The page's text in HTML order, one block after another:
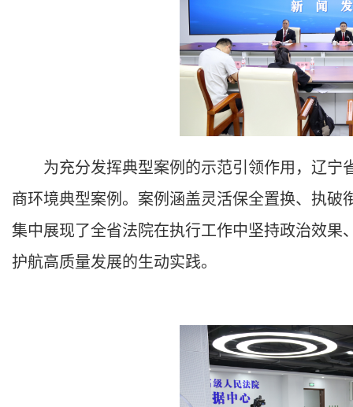
为充分发挥典型案例的示范引领作用，辽宁
商环境典型案例。案例涵盖灵活保全置换、执破
集中展现了全省法院在执行工作中坚持政治效
护航高质量发展的生动实践。